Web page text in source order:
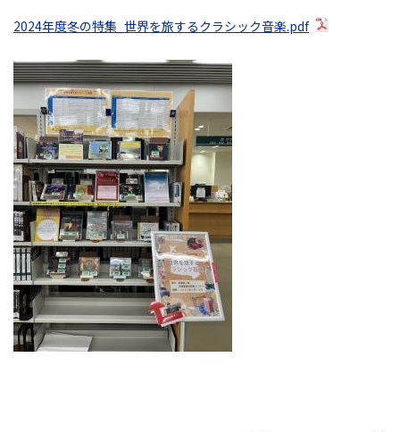
2024年度冬の特集_世界を旅するクラシック音楽.pdf